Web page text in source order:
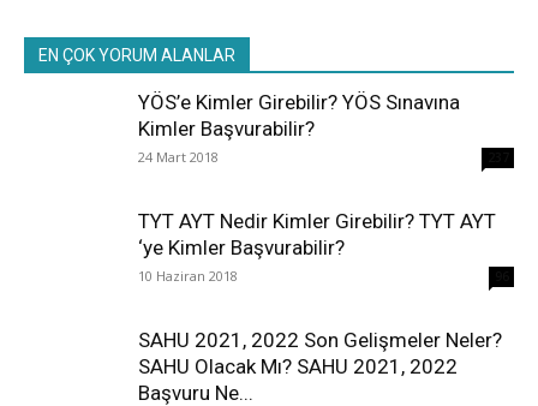
EN ÇOK YORUM ALANLAR
YÖS’e Kimler Girebilir? YÖS Sınavına
Kimler Başvurabilir?
24 Mart 2018
TYT AYT Nedir Kimler Girebilir? TYT AYT
‘ye Kimler Başvurabilir?
10 Haziran 2018
SAHU 2021, 2022 Son Gelişmeler Neler?
SAHU Olacak Mı? SAHU 2021, 2022
Başvuru Ne...